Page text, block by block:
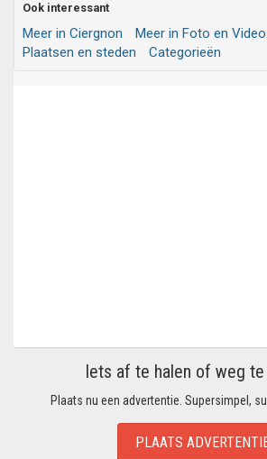
Ook interessant
Meer in Ciergnon Meer in Foto en Video
Plaatsen en steden
Categorieën
Iets af te halen of weg te
Plaats nu een advertentie. Supersimpel,
PLAATS